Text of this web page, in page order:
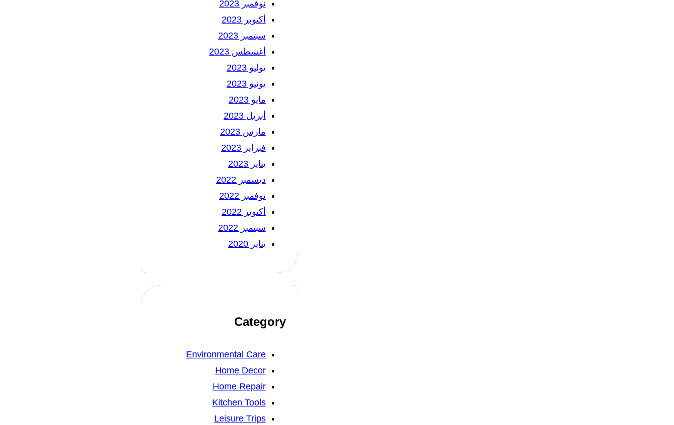
نوفمبر 2023
أكتوبر 2023
سبتمبر 2023
أغسطس 2023
يوليو 2023
يونيو 2023
مايو 2023
أبريل 2023
مارس 2023
فبراير 2023
يناير 2023
ديسمبر 2022
نوفمبر 2022
أكتوبر 2022
سبتمبر 2022
يناير 2020
Category
Environmental Care
Home Decor
Home Repair
Kitchen Tools
Leisure Trips